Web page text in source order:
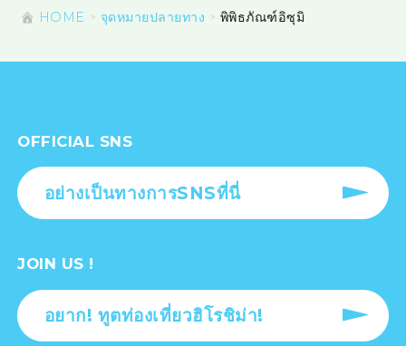
HOME จุดหมายปลายทาง พิพิธภัณฑ์อิซุมิ
OFFICIAL SNS
อย่างเป็นทางการSNSที่นี่
JOIN US !
อยาก! ทูตท่องเที่ยวฮิโรชิม่า!